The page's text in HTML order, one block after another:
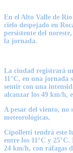
En el Alto Valle de
cielo despejado en
persistente del noreste,
la jornada.
La ciudad registrará
11°C, en una jornada
sentir con una
alcanzar los 49 km/h,
A pesar del viento, no
meteorológicas.
Cipolletti tendrá este
entre los 11°C y 25°C.
24 km/h, con ráfagas